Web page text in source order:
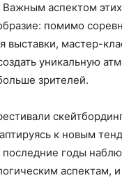
Важным аспектом
помимо
выставки, мастер-
уникальную
зрителей.
к новым
годы
аспектам,